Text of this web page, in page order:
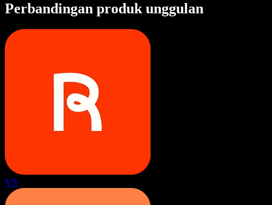
Perbandingan produk unggulan
VS